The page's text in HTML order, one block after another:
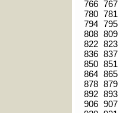
766 767
780 781
794 795
808 809
822 823
836 837
850 851
864 865
878 879
892 893
906 907